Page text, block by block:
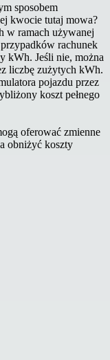
sposobem
kwocie tutaj mowa?
w ramach używanej
rachunek
kWh. Jeśli nie, można
liczbę zużytych kWh.
pojazdu przez
koszt pełnego
oferować zmienne
obniżyć koszty